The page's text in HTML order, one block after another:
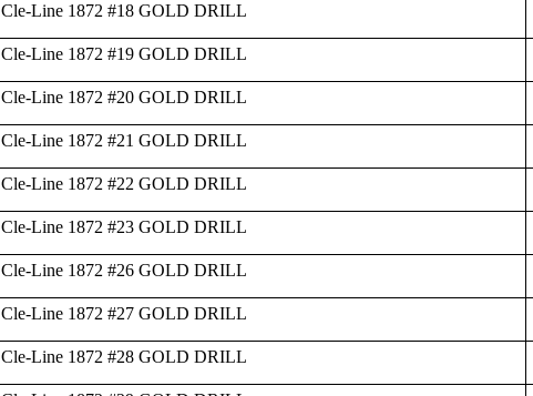
Cle-Line 1872 #18 GOLD DRILL
Cle-Line 1872 #19 GOLD DRILL
Cle-Line 1872 #20 GOLD DRILL
Cle-Line 1872 #21 GOLD DRILL
Cle-Line 1872 #22 GOLD DRILL
Cle-Line 1872 #23 GOLD DRILL
Cle-Line 1872 #26 GOLD DRILL
Cle-Line 1872 #27 GOLD DRILL
Cle-Line 1872 #28 GOLD DRILL